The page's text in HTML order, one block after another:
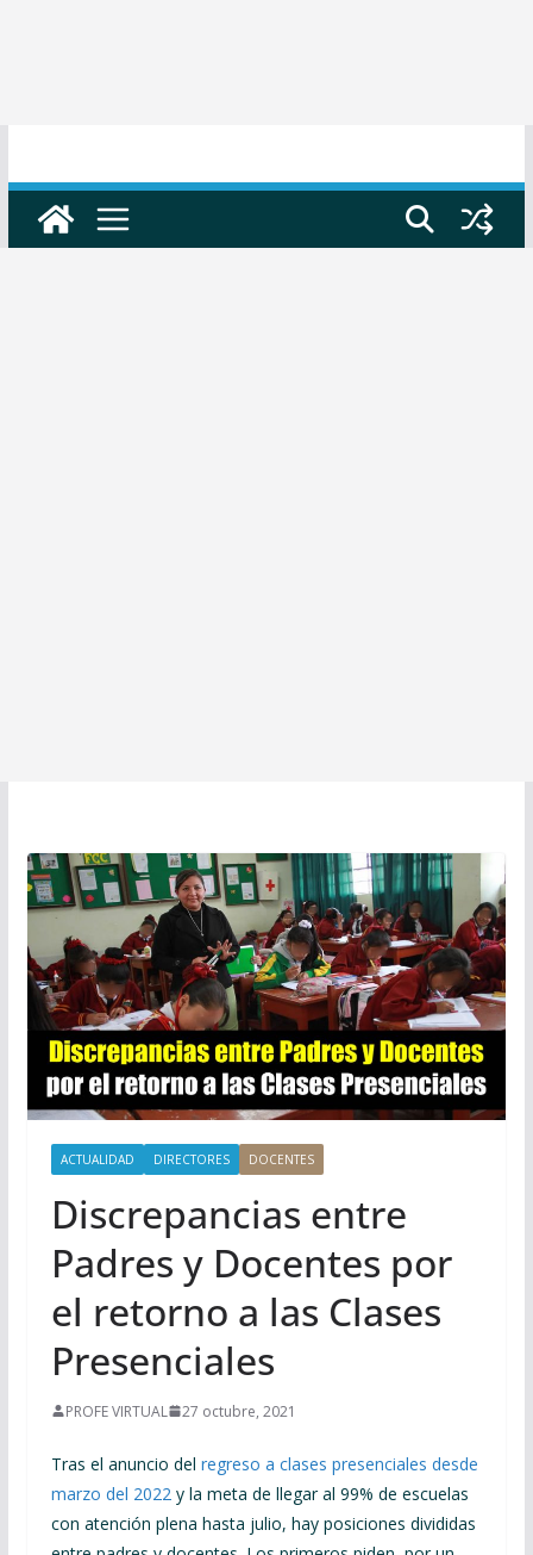
ACTUALIDAD DIRECTORES DOCENTES
Discrepancias entre
Padres y Docentes por
el retorno a las Clases
Presenciales
PROFE VIRTUAL 27 octubre, 2021
Tras el anuncio del regreso a clases presenciales desde
marzo del 2022y la meta de llegar al 99% de escuelas
con atención plena hasta julio, hay posiciones divididas